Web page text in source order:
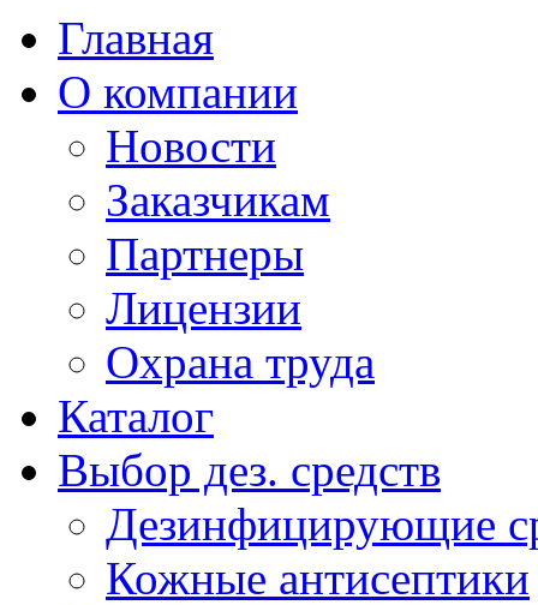
Главная
О компании
Новости
Заказчикам
Партнеры
Лицензии
Охрана труда
Каталог
Выбор дез. средств
Дезинфицирующие
Кожные антисептики